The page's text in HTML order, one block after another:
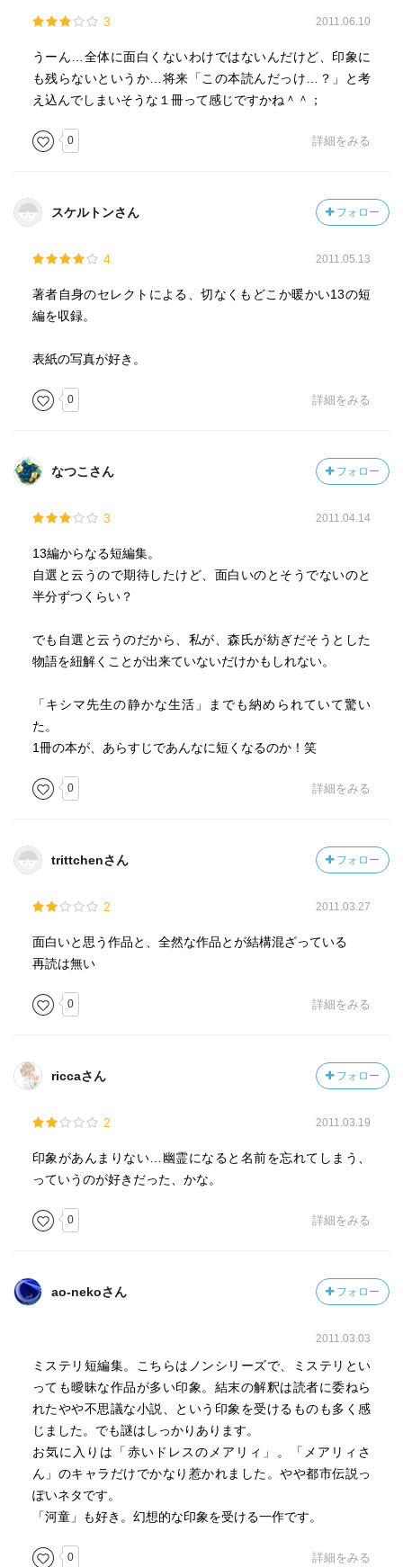
3 2011.06.10
うーん…全体に面白くないわけではないんだけど、印象に
も残らないというか…将来「この本読んだっけ…？」と考
え込んでしまいそうな１冊って感じですかね＾＾；
0 詳細をみる
スケルトンさん フォロー
4 2011.05.13
著者自身のセレクトによる、切なくもどこか暖かい13の短
編を収録。
表紙の写真が好き。
0 詳細をみる
なつこさん フォロー
3 2011.04.14
13編からなる短編集。
自選と云うので期待したけど、面白いのとそうでないのと
半分ずつくらい？
でも自選と云うのだから、私が、森氏が紡ぎだそうとした
物語を紐解くことが出来ていないだけかもしれない。
「キシマ先生の静かな生活」までも納められていて驚い
た。
1冊の本が、あらすじであんなに短くなるのか！笑
0 詳細をみる
trittchenさん フォロー
2 2011.03.27
面白いと思う作品と、全然な作品とが結構混ざっている
再読は無い
0 詳細をみる
riccaさん フォロー
2 2011.03.19
印象があんまりない…幽霊になると名前を忘れてしまう、
っていうのが好きだった、かな。
0 詳細をみる
ao-nekoさん フォロー
2011.03.03
ミステリ短編集。こちらはノンシリーズで、ミステリとい
っても曖昧な作品が多い印象。結末の解釈は読者に委ねら
れたやや不思議な小説、という印象を受けるものも多く感
じました。でも謎はしっかりあります。
お気に入りは「赤いドレスのメアリィ」。「メアリィさ
ん」のキャラだけでかなり惹かれました。やや都市伝説っ
ぽいネタです。
「河童」も好き。幻想的な印象を受ける一作です。
0 詳細をみる